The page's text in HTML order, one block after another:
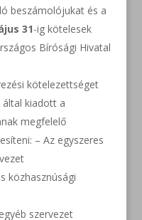
beszámolójukat és a
31-ig kötelesek
Bírósági Hivatal
kötelezettséget
által kiadott a
megfelelő
– Az egyszeres
közhasznúsági
szervezet